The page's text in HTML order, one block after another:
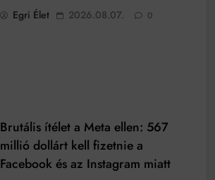
Egri Élet 2026.08.07. 0
Brutális ítélet a Meta ellen: 567
millió dollárt kell fizetnie a
Facebook és az Instagram miatt